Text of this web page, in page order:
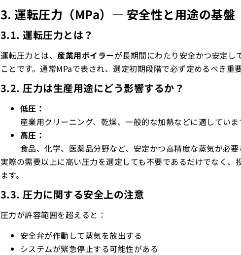
3. 運転圧力（MPa）― 安全性と用途の基盤
3.1. 運転圧力とは？
運転圧力とは、 産業用ボイラーが長期間にわたり安全かつ安定
ことです。通常MPaで表され、選定初期段階で必ず定めるべき重要
3.2. 圧力は生産用途にどう影響するか？
低圧：
産業用クリーニング、乾燥、一般的な加熱などに適していま
高圧：
食品、化学、医薬品分野など、安定かつ高精度な蒸気が必要
実際の需要以上に高い圧力を選定しても不要であるだけでなく
ます。
3.3. 圧力に関する安全上の注意
圧力が許容範囲を超えると：
安全弁が作動して蒸気を放出する
システムが緊急停止する可能性がある